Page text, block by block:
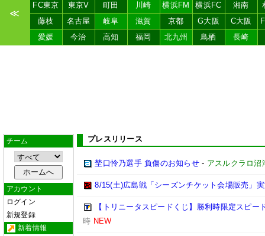
≪
FC東京
東京V 町田 川崎 横浜FM 横浜FC 湘南
藤枝
名古屋 岐阜 滋賀 京都 G大阪 C大阪
愛媛
今治 高知 福岡 北九州 鳥栖 長崎
チーム
アカウント
ログイン
新規登録
新着情報
プレスリリース
埜口怜乃選手 負傷のお知らせ - アスルクラロ沼
8/15(土)広島戦「シーズンチケット会場販売」
【トリニータスピードくじ】勝利時限定スピー
時 NEW